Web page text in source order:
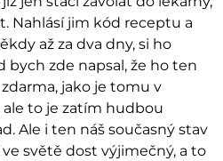
Nahlásí jim kód receptu a
až za dva dny, si ho
bych zde napsal, že ho ten
jako je tomu v
to je zatím hudbou
Ale i ten náš současný stav
světě dost výjimečný, a to